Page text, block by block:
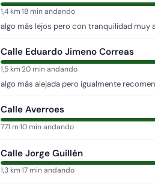
1,4 km·18 min andando
algo más lejos pero con tranquilidad muy
Calle Eduardo Jimeno Correas
1,5 km·20 min andando
algo más alejada pero igualmente
Calle Averroes
771 m·10 min andando
Calle Jorge Guillén
1,3 km·17 min andando